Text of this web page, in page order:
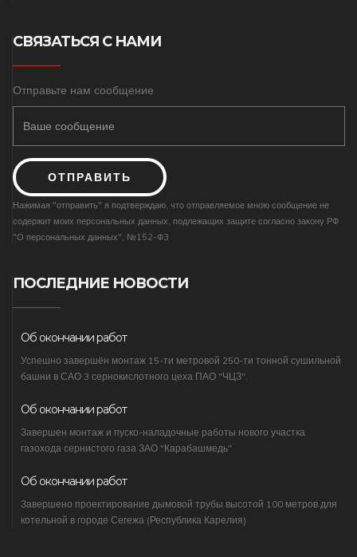
СВЯЗАТЬСЯ С НАМИ
Отправьте нам сообщение
ОТПРАВИТЬ
Нажимая "отправить" я подтверждаю, что отправляемое мною сообщение не
содержит моих персональных данных, подлежащих защите согласно закону РФ
"О персональных данных", №152-Ф3
ПОСЛЕДНИЕ НОВОСТИ
Об окончании работ
Успешно завершён монтаж 15-ти метровой 250-ти тонной сушильной
башни в САО 3 сернокислотного цеха ПАО "ЧЦЗ".
Об окончании работ
Завершен монтаж и пуско-наладочные работы нового участка
газохода сернистого газа ЗАО "Карабашмедь"
Об окончании работ
Завершено проектирование дымовой трубы высотой 100 метров для
котельной в городе Сегежа (Республика Карелия)